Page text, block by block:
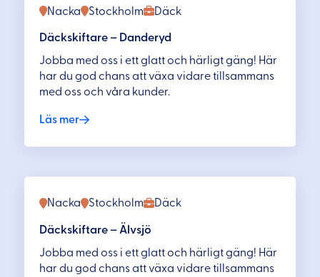
Däck
Nacka Stockholm
Däckskiftare – Danderyd
Jobba med oss i ett glatt och härligt gäng! Här
har du god chans att växa vidare tillsammans
med oss och våra kunder.
Läs mer
Däck
Nacka Stockholm
Däckskiftare – Älvsjö
Jobba med oss i ett glatt och härligt gäng! Här
har du god chans att växa vidare tillsammans